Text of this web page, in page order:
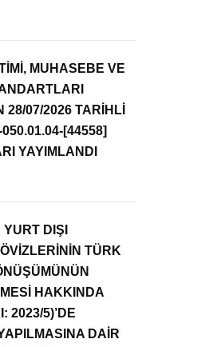
MUHASEBE VE
28/07/2026 TARİHLİ
[44558]
YAYIMLANDI
DIŞI
TÜRK
HAKKINDA
2023/5)’DE
DAİR